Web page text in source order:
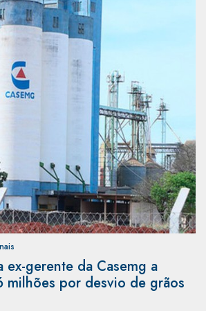
ex-gerente da Casemg a
milhões por desvio de grãos